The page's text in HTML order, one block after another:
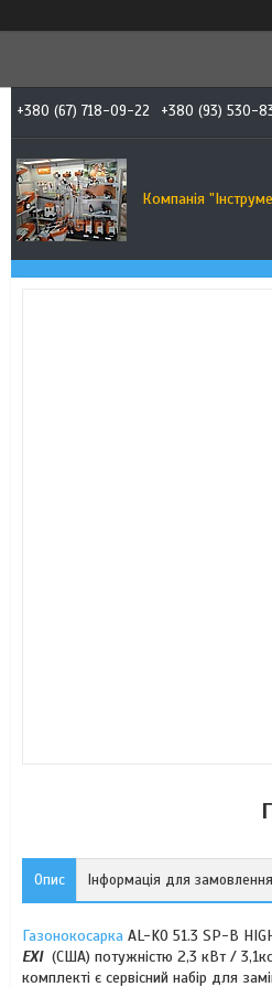
+380 (67) 718-09-22 +380 (93) 530-
Компанія
Опис Інформація для замовлення
Газонокосарка AL-KO 51.3 SP-B
EXI (США) потужністю 2,3 кВт /
комплекті є сервісний набір для